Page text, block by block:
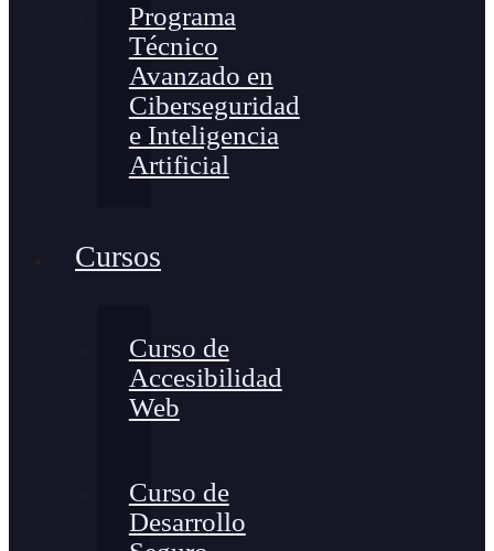
Programa
Técnico
Avanzado en
Ciberseguridad
e Inteligencia
Artificial
Cursos
Curso de
Accesibilidad
Web
Curso de
Desarrollo